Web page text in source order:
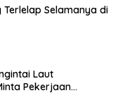
Terlelap Selamanya di
Laut
Pekerjaan